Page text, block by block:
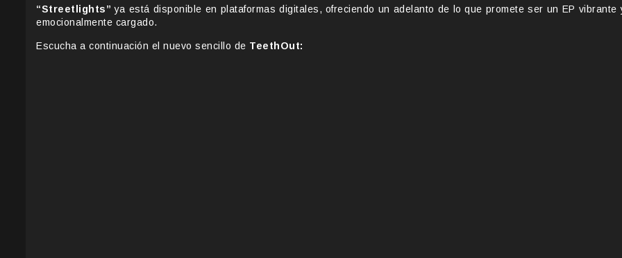
“Streetlights” ya está disponible en plataformas digitales, ofreciendo un adelanto de lo que promete ser un EP vibrante
emocionalmente cargado.
Escucha a continuación el nuevo sencillo de TeethOut: